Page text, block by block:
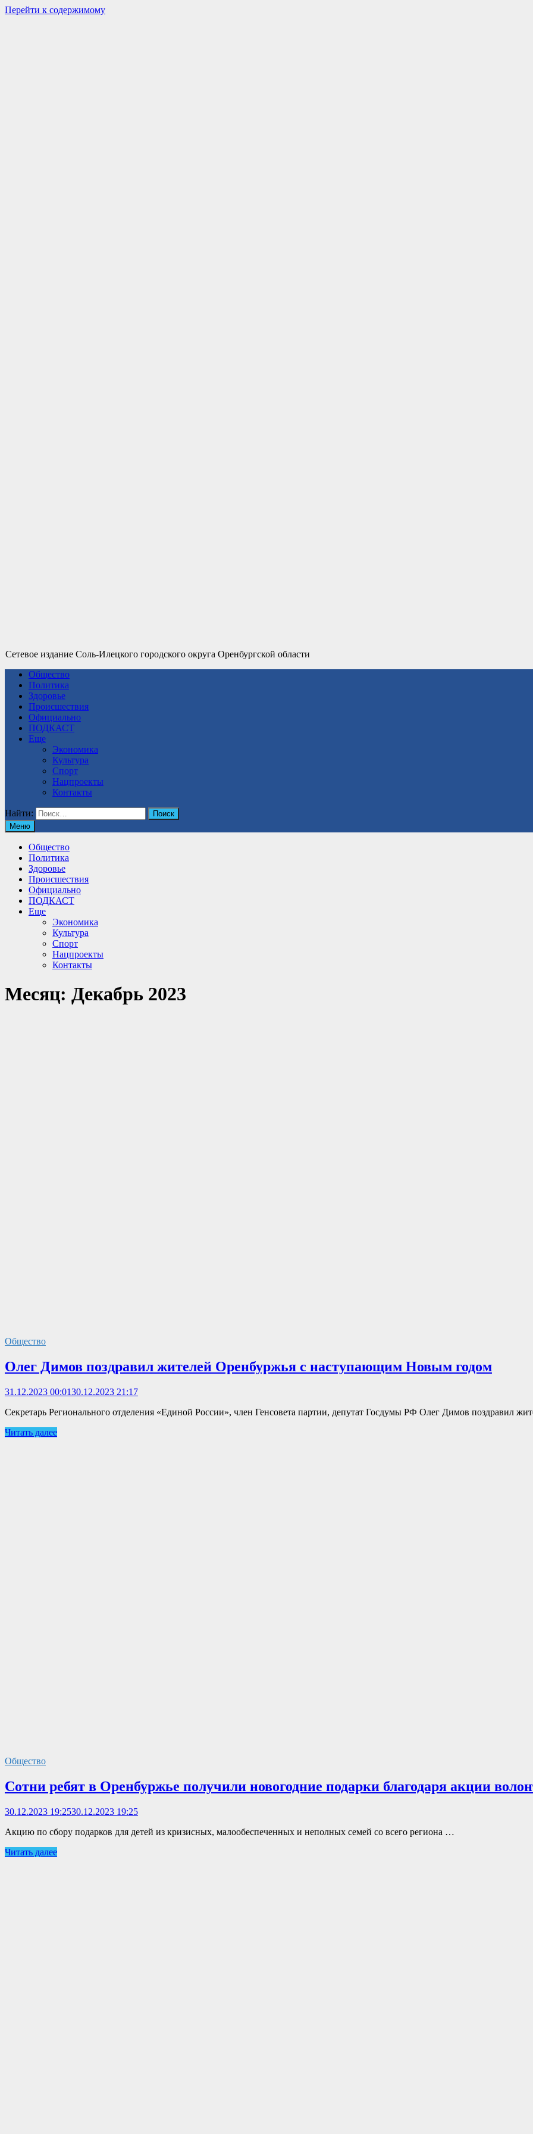
Перейти к содержимому
Сетевое издание Соль-Илецкого городского округа Оренбургской области
Общество
Политика
Здоровье
Происшествия
Официально
ПОДКАСТ
Еще
Экономика
Культура
Спорт
Нацпроекты
Контакты
Найти:
Меню
Общество
Политика
Здоровье
Происшествия
Официально
ПОДКАСТ
Еще
Экономика
Культура
Спорт
Нацпроекты
Контакты
Месяц: Декабрь 2023
Общество
Олег Димов поздравил жителей Оренбуржья с наступающим Новым годом
31.12.2023 00:0130.12.2023 21:17
Секретарь Регионального отделения «Единой России», член Генсовета партии, депутат Госдумы РФ Олег Димов поздравил
Читать далее
Общество
Сотни ребят в Оренбуржье получили новогодние подарки благодаря акции
30.12.2023 19:2530.12.2023 19:25
Акцию по сбору подарков для детей из кризисных, малообеспеченных и неполных семей со всего региона …
Читать далее